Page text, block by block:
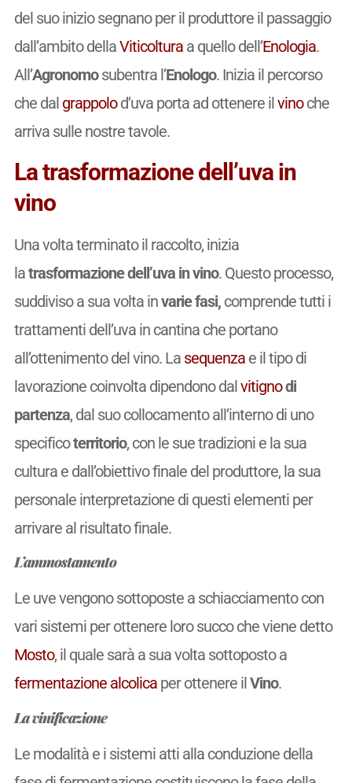
del suo inizio segnano per il produttore il passaggio
dall’ambito dellaViticolturaa quello dell’Enologia.
All’Agronomosubentra l’Enologo. Inizia il percorso
che dal grappolod’uva porta ad ottenere ilvinoche
arriva sulle nostre tavole.
La trasformazione dell’uva in
vino
Una volta terminato il raccolto, inizia
latrasformazione dell’uva in vino. Questo processo,
suddiviso a sua volta invarie fasi,comprende tutti i
trattamenti dell’uva in cantina che portano
all’ottenimento del vino. La sequenzae il tipo di
lavorazione coinvolta dipendono dalvitignodi
partenza, dal suo collocamento all’interno di uno
specificoterritorio, con le sue tradizioni e la sua
cultura e dall’obiettivo finale del produttore, la sua
personale interpretazione di questi elementi per
arrivare al risultato finale.
L’ammostamento
Le uve vengono sottoposte a schiacciamento con
vari sistemi per ottenere loro succo che viene detto
Mosto, il quale sarà a sua volta sottoposto a
fermentazione alcolicaper ottenere ilVino.
La vinificazione
Le modalità e i sistemi atti alla conduzione della